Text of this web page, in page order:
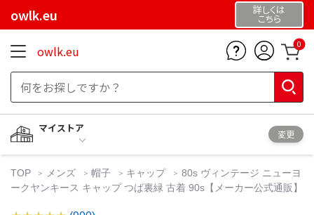
owlk.eu 詳しくは
こちら
owlk.eu 0
マイストア
変更
TOP メンズ 帽子 キャップ
80s ヴィンテージ ニューヨ
ークヤンキース キャップ つば裏緑 古着 90s【メーカー公式通販】